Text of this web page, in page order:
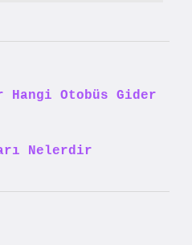
Hangi Otobüs Gider
Nelerdir